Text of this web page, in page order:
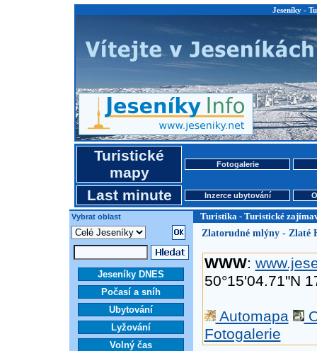
Jeseníky -
Turistické
mapy
Fotogalerie
Last minute Inzerce ubytování
Vybrat oblast Turistika - Turistické
Jeseníky DNES
Počasí a sníh
Ubytování
Lyžování
Volný čas
Zlatorudné mlýny - Zlaté
WWW:
50°15'04.71"N
Automapa
Fotogalerie